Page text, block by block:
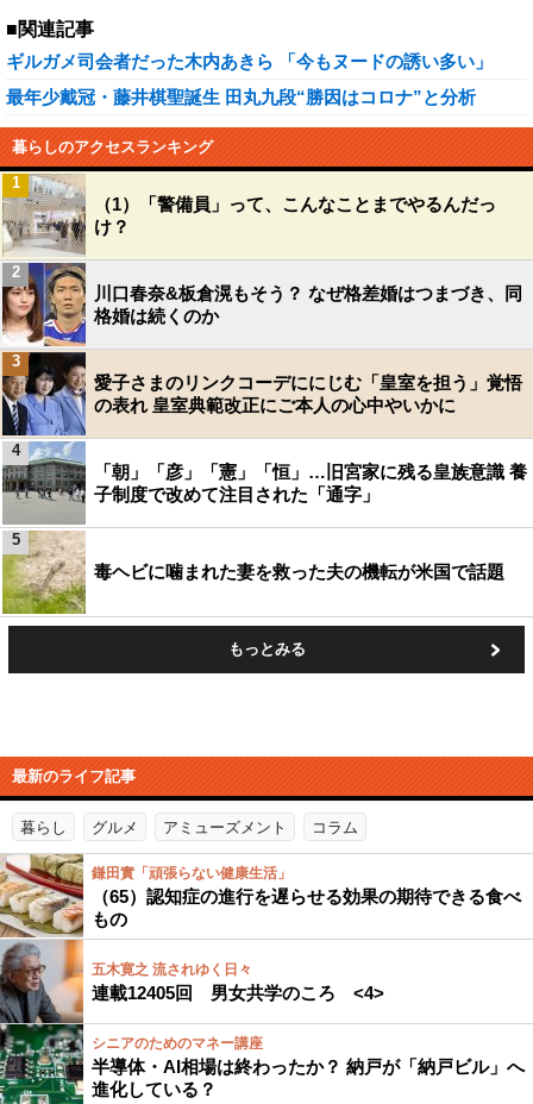
■関連記事
ギルガメ司会者だった木内あきら 「今もヌードの誘い多い」
最年少戴冠・藤井棋聖誕生 田丸九段“勝因はコロナ”と分析
暮らしのアクセスランキング
（1）「警備員」って、こんなことまでやるんだっ
け？
1
川口春奈&板倉滉もそう？ なぜ格差婚はつまづき、同
格婚は続くのか
2
愛子さまのリンクコーデににじむ「皇室を担う」覚悟
の表れ 皇室典範改正にご本人の心中やいかに
3
「朝」「彦」「憲」「恒」…旧宮家に残る皇族意識 養
子制度で改めて注目された「通字」
4
毒ヘビに噛まれた妻を救った夫の機転が米国で話題
5
もっとみる
最新のライフ記事
暮らし グルメ アミューズメント コラム
鎌田實「頑張らない健康生活」
（65）認知症の進行を遅らせる効果の期待できる食べ
もの
五木寛之 流されゆく日々
連載12405回 男女共学のころ <4>
シニアのためのマネー講座
半導体・AI相場は終わったか？ 納戸が「納戸ビル」へ
進化している？